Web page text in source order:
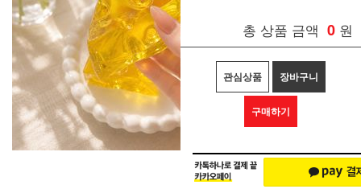
총 상품 금액 0 원
관심상품 장바구니
구매하기